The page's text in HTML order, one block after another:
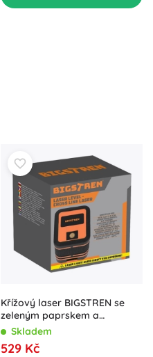
Křížový laser BIGSTREN se
zeleným paprskem a
pouzdrem
Skladem
529 Kč